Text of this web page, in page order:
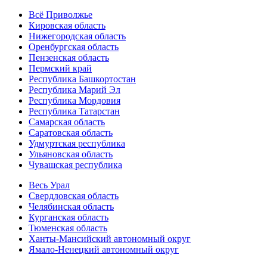
Всё Приволжье
Кировская область
Нижегородская область
Оренбургская область
Пензенская область
Пермский край
Республика Башкортостан
Республика Марий Эл
Республика Мордовия
Республика Татарстан
Самарская область
Саратовская область
Удмуртская республика
Ульяновская область
Чувашская республика
Весь Урал
Свердловская область
Челябинская область
Курганская область
Тюменская область
Ханты-Мансийский автономный округ
Ямало-Ненецкий автономный округ